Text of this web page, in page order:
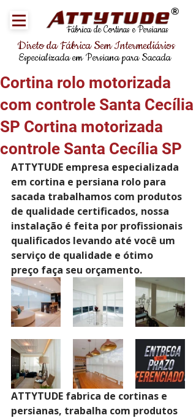
Fábrica de Cortinas e Persianas
®
Direto da Fábrica Sem Intermediários
Especializada em Persiana para Sacada
Cortina rolo motorizada
com controle Santa Cecília
SP Cortina motorizada
controle Santa Cecília SP
ATTYTUDE empresa especializada
em cortina e persiana rolo para
sacada trabalhamos com produtos
de qualidade certificados, nossa
instalação é feita por profissionais
qualificados levando até você um
serviço de qualidade e ótimo
preço faça seu orçamento.
ATTYTUDE fabrica de cortinas e
persianas, trabalha com produtos